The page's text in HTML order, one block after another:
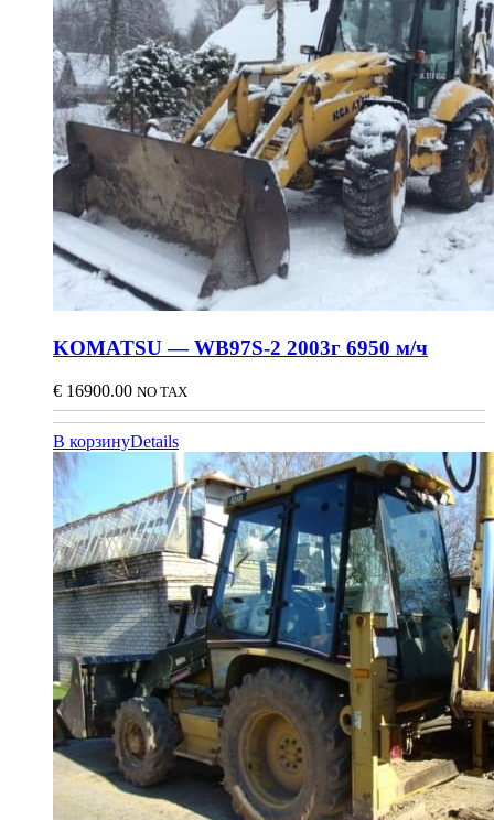
KOMATSU — WB97S-2 2003г 6950 м/ч
€ 16900.00 NO TAX
В корзинуDetails